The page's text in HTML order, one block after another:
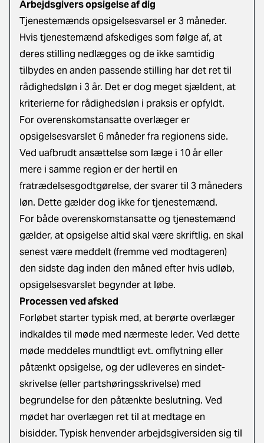
Arbejdsgivers opsigelse af dig
Tjenestemænds opsigelsesvarsel er 3 måneder.
Hvis tjenestemænd afskediges som følge af, at
deres stilling nedlægges og de ikke samtidig
tilbydes en anden passende stilling har det ret til
rådighedsløn i 3 år. Det er dog meget sjældent, at
kriterierne for rådighedsløn i praksis er opfyldt.
For overenskomstansatte overlæger er
opsigelsesvarslet 6 måneder fra regionens side.
Ved uafbrudt ansættelse som læge i 10 år eller
mere i samme region er der hertil en
fratrædelsesgodtgørelse, der svarer til 3 måneders
løn. Dette gælder dog ikke for tjenestemænd.
For både overenskomstansatte og tjenestemænd
gælder, at opsigelse altid skal være skriftlig. en skal
senest være meddelt (fremme ved modtageren)
den sidste dag inden den måned efter hvis udløb,
opsigelsesvarslet begynder at løbe.
Processen ved afsked
Forløbet starter typisk med, at berørte overlæger
indkaldes til møde med nærmeste leder. Ved dette
møde meddeles mundtligt evt. omflytning eller
påtænkt opsigelse, og der udleveres en sindet-
skrivelse (eller partshøringsskrivelse) med
begrundelse for den påtænkte beslutning. Ved
mødet har overlægen ret til at medtage en
bisidder. Typisk henvender arbejdsgiversiden sig til